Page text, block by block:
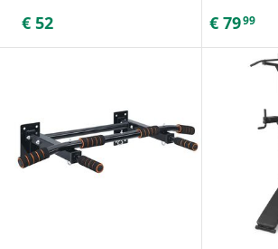
€ 52 € 7999